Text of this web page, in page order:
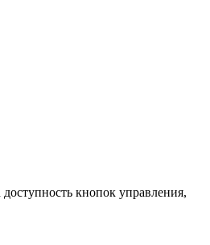
кнопок управления,